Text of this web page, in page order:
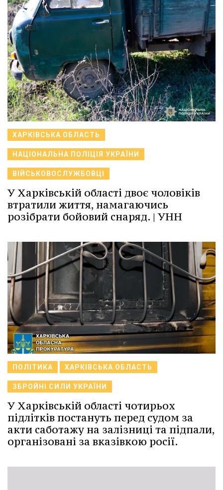
ХАРКІВСЬКА ОБЛАСТЬ
НАЦІОНАЛЬНА ПОЛІЦІЯ УКРАЇНИ
ВІЙСЬКОВОСЛУЖБОВЦІ
У Харківській області двоє чоловіків
втратили життя, намагаючись
розібрати бойовий снаряд. | УНН
ПОЛІТИКА ХАРКІВСЬКА ОБЛАСТЬ
ЗБРОЙНІ СИЛИ УКРАЇНИ
У Харківській області чотирьох
підлітків постануть перед судом за
акти саботажу на залізниці та підпали,
організовані за вказівкою росії.